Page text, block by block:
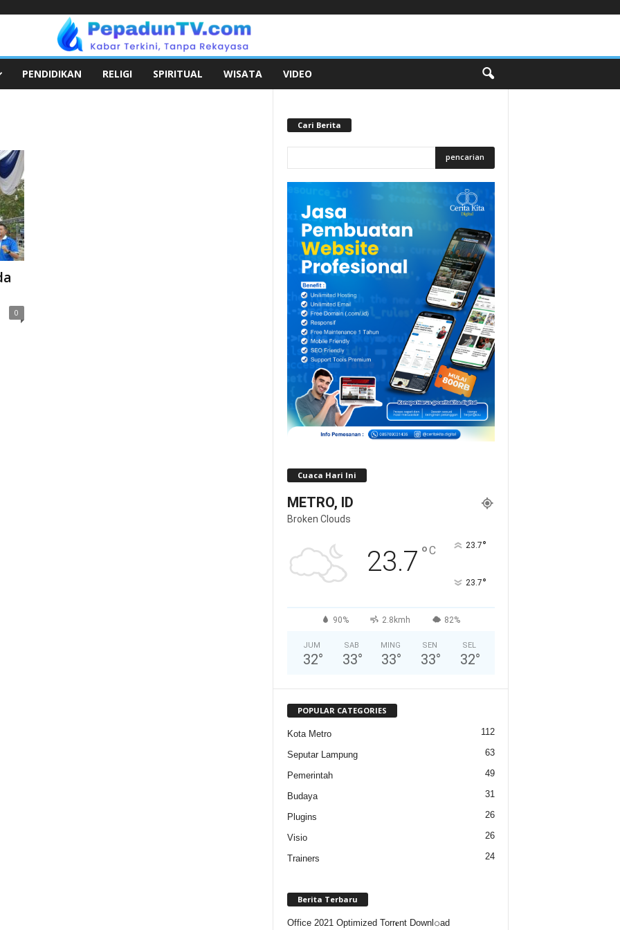
PENDIDIKAN RELIGI SPIRITUAL WISATA VIDEO
0
Cari Berita
Cuaca Hari Ini
METRO, ID
Broken Clouds
23.7 °C 23.7°
23.7°
90% 2.8kmh 82%
JUM
32°
SAB
33°
MING
33°
SEN
33°
SEL
32°
POPULAR CATEGORIES
Kota Metro 112
Seputar Lampung 63
Pemerintah 49
Budaya 31
Plugins 26
Visio 26
Trainers 24
Berita Terbaru
Office 2021 Optimized Torr𝐞nt Downl𝚘аd